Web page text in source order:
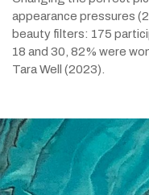
appearance pressures
beauty filters: 175
18 and 30, 82% were
Tara Well (2023).